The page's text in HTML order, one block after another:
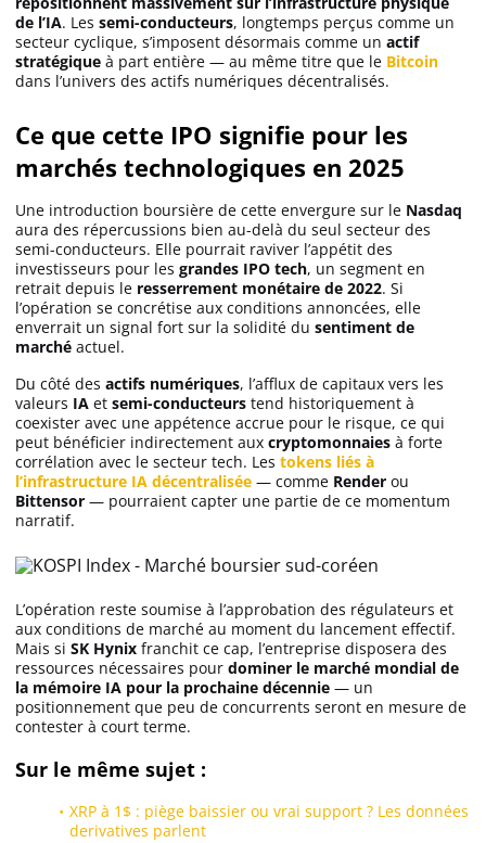
de l’IA. Les semi-conducteurs, longtemps perçus comme un
secteur cyclique, s’imposent désormais comme un actif
stratégique à part entière — au même titre que le Bitcoin
dans l’univers des actifs numériques décentralisés.
Ce que cette IPO signifie pour les
marchés technologiques en 2025
Une introduction boursière de cette envergure sur le Nasdaq
aura des répercussions bien au-delà du seul secteur des
semi-conducteurs. Elle pourrait raviver l’appétit des
investisseurs pour les grandes IPO tech, un segment en
retrait depuis le resserrement monétaire de 2022. Si
l’opération se concrétise aux conditions annoncées, elle
enverrait un signal fort sur la solidité du sentiment de
marché actuel.
Du côté des actifs numériques, l’afflux de capitaux vers les
valeurs IA et semi-conducteurs tend historiquement à
coexister avec une appétence accrue pour le risque, ce qui
peut bénéficier indirectement aux cryptomonnaies à forte
corrélation avec le secteur tech. Les tokens liés à
l’infrastructure IA décentralisée — comme Render ou
Bittensor — pourraient capter une partie de ce momentum
narratif.
L’opération reste soumise à l’approbation des régulateurs et
aux conditions de marché au moment du lancement effectif.
Mais si SK Hynix franchit ce cap, l’entreprise disposera des
ressources nécessaires pour dominer le marché mondial de
la mémoire IA pour la prochaine décennie — un
positionnement que peu de concurrents seront en mesure de
contester à court terme.
Sur le même sujet :
XRP à 1$ : piège baissier ou vrai support ? Les données
derivatives parlent